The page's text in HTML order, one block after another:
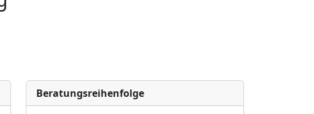
Bera­tungs­reihen­folge